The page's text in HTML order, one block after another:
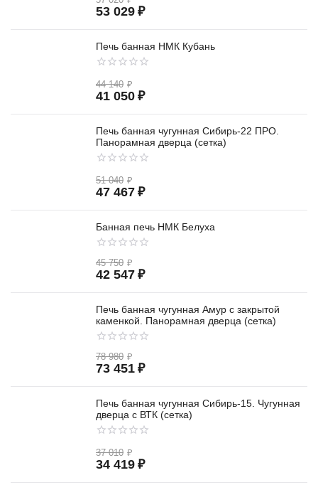
53 029 ₽
Печь банная НМК Кубань
44 140 ₽
41 050 ₽
Печь банная чугунная Сибирь-22 ПРО.
Панорамная дверца (сетка)
51 040 ₽
47 467 ₽
Банная печь НМК Белуха
45 750 ₽
42 547 ₽
Печь банная чугунная Амур с закрытой
каменкой. Панорамная дверца (сетка)
78 980 ₽
73 451 ₽
Печь банная чугунная Сибирь-15. Чугунная
дверца с ВТК (сетка)
37 010 ₽
34 419 ₽